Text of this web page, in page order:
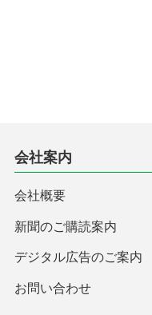
会社案内
会社概要
新聞のご購読案内
デジタル広告のご案内
お問い合わせ